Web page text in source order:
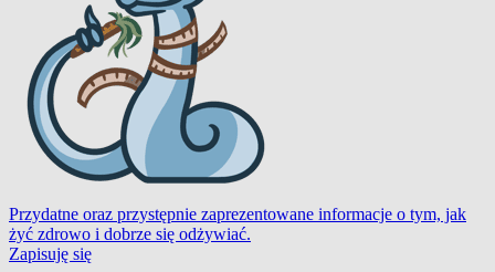
Przydatne oraz przystępnie zaprezentowane informacje o tym, jak
żyć zdrowo i dobrze się odżywiać.
Zapisuję się